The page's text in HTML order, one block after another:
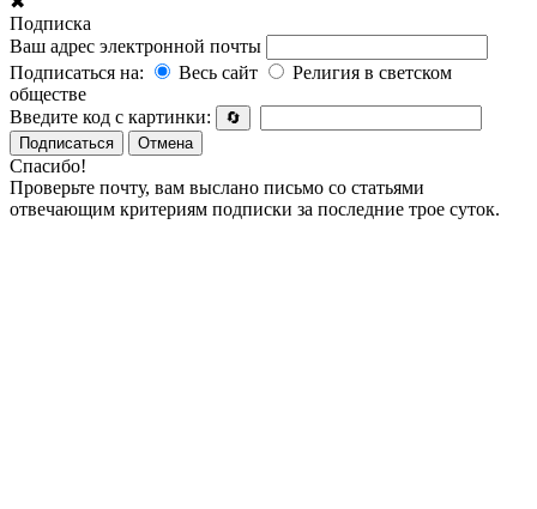
Подписка
Ваш адрес электронной почты
Подписаться на:
Весь сайт
Религия в светском
обществе
Введите код с картинки:
🔄
Подписаться
Отмена
Спасибо!
Проверьте почту, вам выслано письмо со статьями
отвечающим критериям подписки за последние трое суток.